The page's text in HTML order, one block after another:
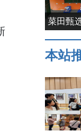
能率日
温
本站